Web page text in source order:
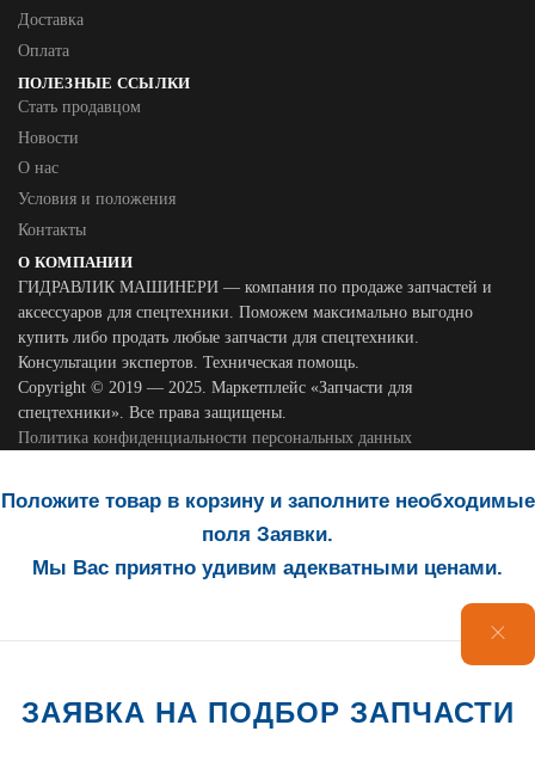
Доставка
Оплата
ПОЛЕЗНЫЕ ССЫЛКИ
Стать продавцом
Новости
О нас
Условия и положения
Контакты
О КОМПАНИИ
ГИДРАВЛИК МАШИНЕРИ — компания по продаже запчастей и
аксессуаров для спецтехники. Поможем максимально выгодно
купить либо продать любые запчасти для спецтехники.
Консультации экспертов. Техническая помощь.
Copyright © 2019 — 2025. Маркетплейс «Запчасти для
спецтехники». Все права защищены.
Политика конфиденциальности персональных данных
Положите товар в корзину и заполните необходимые
поля Заявки.
Мы Вас приятно удивим адекватными ценами.
ЗАЯВКА НА ПОДБОР ЗАПЧАСТИ